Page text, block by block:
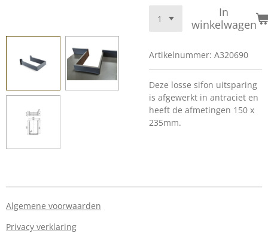
In
winkelwagen
Artikelnummer: A320690
Deze losse sifon uitsparing
is afgewerkt in antraciet en
heeft de afmetingen 150 x
235mm.
Algemene voorwaarden
Privacy verklaring